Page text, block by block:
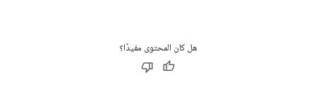
هل كان المحتوى مفيدًا؟